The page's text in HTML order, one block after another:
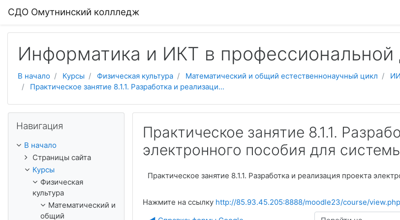
СДО Омутнинский коллледж
Информатика и ИКТ в профессиональной
В начало Курсы Физическая культура Математический и общий естественнонаучный цикл
Практическое занятие 8.1.1. Разработка и реализаци...
Практическое занятие 8.1.1.
электронного пособия для
Практическое занятие 8.1.1. Разработка и реализация проекта
Нажмите на ссылку http://85.93.45.205:8888/moodle23/course/
Навигация
В начало
Страницы сайта
Курсы
Физическая
культура
Математический и
общий